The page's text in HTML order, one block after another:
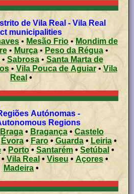
municipalities
• Mesão Frio •Mondim de
• Murça•Peso da Régua•
• Sabrosa• Santa Marta de
• Vila Pouca de Aguiar• Vila
Real •
-
Regions
Braga• Bragança• Castelo
Évora• Faro• Guarda• Leiria•
• Porto• Santarém • Setúbal •
Vila Real • Viseu • Açores •
Madeira •